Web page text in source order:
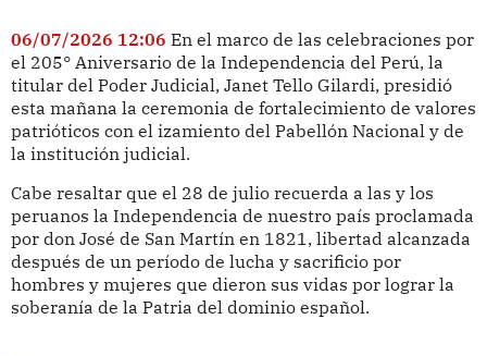
06/07/2026 12:06 En el marco de las celebraciones por
el 205° Aniversario de la Independencia del Perú, la
titular del Poder Judicial, Janet Tello Gilardi, presidió
esta mañana la ceremonia de fortalecimiento de valores
patrióticos con el izamiento del Pabellón Nacional y de
la institución judicial.
Cabe resaltar que el 28 de julio recuerda a las y los
peruanos la Independencia de nuestro país proclamada
por don José de San Martín en 1821, libertad alcanzada
después de un período de lucha y sacrificio por
hombres y mujeres que dieron sus vidas por lograr la
soberanía de la Patria del dominio español.